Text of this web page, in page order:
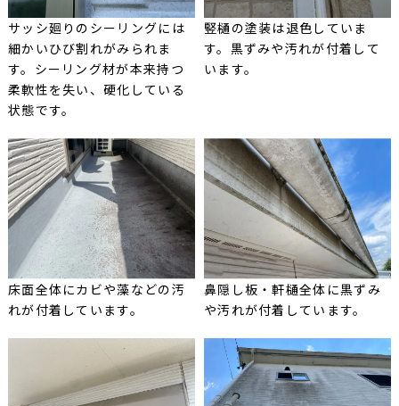
サッシ廻りのシーリングには
細かいひび割れがみられま
す。シーリング材が本来持つ
柔軟性を失い、硬化している
状態です。
竪樋の塗装は退色していま
す。黒ずみや汚れが付着して
います。
床面全体にカビや藻などの汚
れが付着しています。
鼻隠し板・軒樋全体に黒ずみ
や汚れが付着しています。